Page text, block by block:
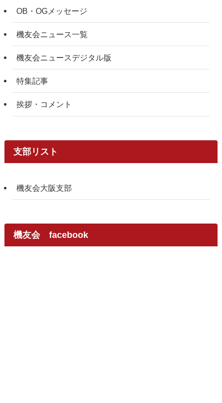
OB・OGメッセージ
機友会ニュース一覧
機友会ニュースデジタル版
特集記事
挨拶・コメント
支部リスト
機友会大阪支部
機友会 facebook